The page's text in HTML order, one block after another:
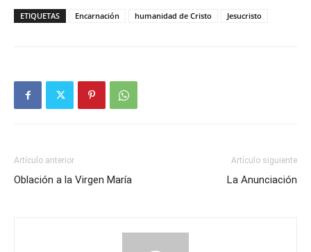
ETIQUETAS Encarnación humanidad de Cristo Jesucristo
Artículo anterior
Oblación a la Virgen María
Artículo siguiente
La Anunciación